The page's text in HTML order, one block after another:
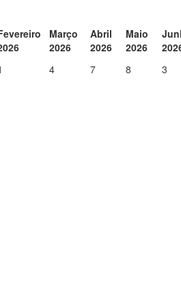
Março
2026
Abril
2026
Maio
2026
4 7 8 3